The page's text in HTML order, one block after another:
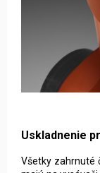
Uskladnenie
Všetky zahrnuté